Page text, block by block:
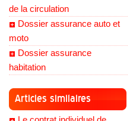
de la circulation
Dossier assurance auto et
moto
Dossier assurance
habitation
Articles similaires